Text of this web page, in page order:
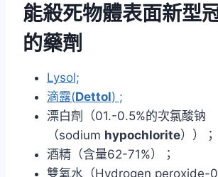
能殺死物體表面新型
的藥劑
Lysol;
滴露(Dettol) ;
漂白劑（01.-0.5%的次氯酸钠
（sodium hypochlorite））；
酒精（含量62-71%）；
雙氧水（Hydrogen peroxide-